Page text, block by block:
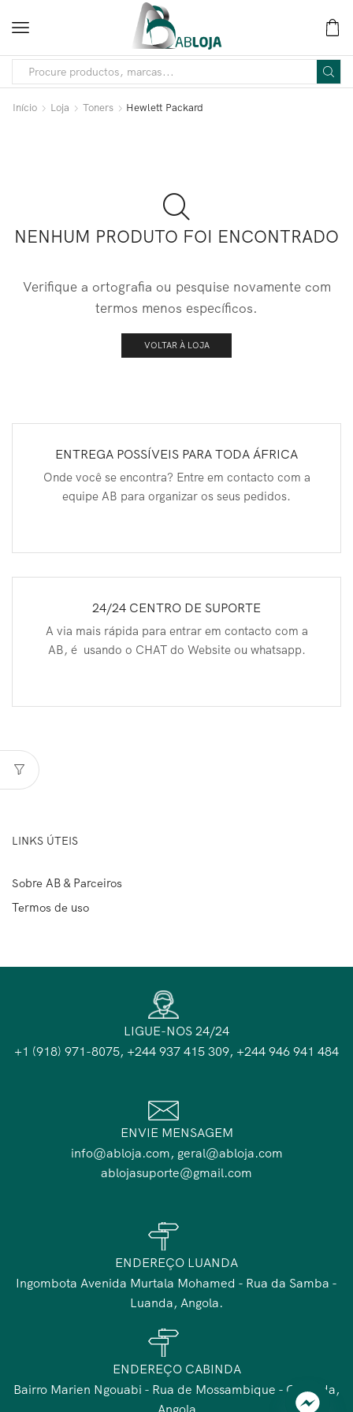
Início Loja Toners Hewlett Packard
NENHUM PRODUTO FOI ENCONTRADO
Verifique a ortografia ou pesquise novamente com
termos menos específicos.
VOLTAR À LOJA
ENTREGA POSSÍVEIS PARA TODA ÁFRICA
Onde você se encontra? Entre em contacto com a
equipe AB para organizar os seus pedidos.
24/24 CENTRO DE SUPORTE
A via mais rápida para entrar em contacto com a
AB, é usando o CHAT do Website ou whatsapp.
LINKS ÚTEIS
Sobre AB & Parceiros
Termos de uso
LIGUE-NOS 24/24
+1 (918) 971-8075, +244 937 415 309, +244 946 941 484
ENVIE MENSAGEM
info@abloja.com, geral@abloja.com
ablojasuporte@gmail.com
ENDEREÇO LUANDA
Ingombota Avenida Murtala Mohamed - Rua da Samba -
Luanda, Angola.
ENDEREÇO CABINDA
Bairro Marien Ngouabi - Rua de Mossambique - Cabinda,